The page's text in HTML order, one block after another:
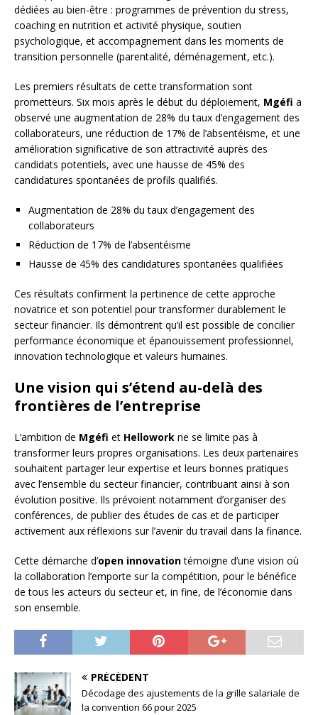
dédiées au bien-être : programmes de prévention du stress,
coaching en nutrition et activité physique, soutien
psychologique, et accompagnement dans les moments de
transition personnelle (parentalité, déménagement, etc.).
Les premiers résultats de cette transformation sont
prometteurs. Six mois après le début du déploiement, Mgéfi a
observé une augmentation de 28% du taux d’engagement des
collaborateurs, une réduction de 17% de l’absentéisme, et une
amélioration significative de son attractivité auprès des
candidats potentiels, avec une hausse de 45% des
candidatures spontanées de profils qualifiés.
Augmentation de 28% du taux d’engagement des
collaborateurs
Réduction de 17% de l’absentéisme
Hausse de 45% des candidatures spontanées qualifiées
Ces résultats confirment la pertinence de cette approche
novatrice et son potentiel pour transformer durablement le
secteur financier. Ils démontrent qu’il est possible de concilier
performance économique et épanouissement professionnel,
innovation technologique et valeurs humaines.
Une vision qui s’étend au-delà des
frontières de l’entreprise
L’ambition de Mgéfi et Hellowork ne se limite pas à
transformer leurs propres organisations. Les deux partenaires
souhaitent partager leur expertise et leurs bonnes pratiques
avec l’ensemble du secteur financier, contribuant ainsi à son
évolution positive. Ils prévoient notamment d’organiser des
conférences, de publier des études de cas et de participer
activement aux réflexions sur l’avenir du travail dans la finance.
Cette démarche d’open innovationtémoigne d’une vision où
la collaboration l’emporte sur la compétition, pour le bénéfice
de tous les acteurs du secteur et, in fine, de l’économie dans
son ensemble.
PRÉCÉDENT
Décodage des ajustements de la grille salariale de
la convention 66 pour 2025